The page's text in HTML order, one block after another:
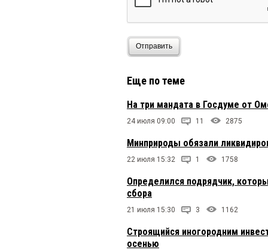
Отправить
Еще по теме
На три мандата в Госдуме от
24 июля 09:00 11 2875
Минприроды обязали
22 июля 15:32 1 1758
Определился подрядчик,
сбора
21 июля 15:30 3 1162
Строящийся иногородним
осенью